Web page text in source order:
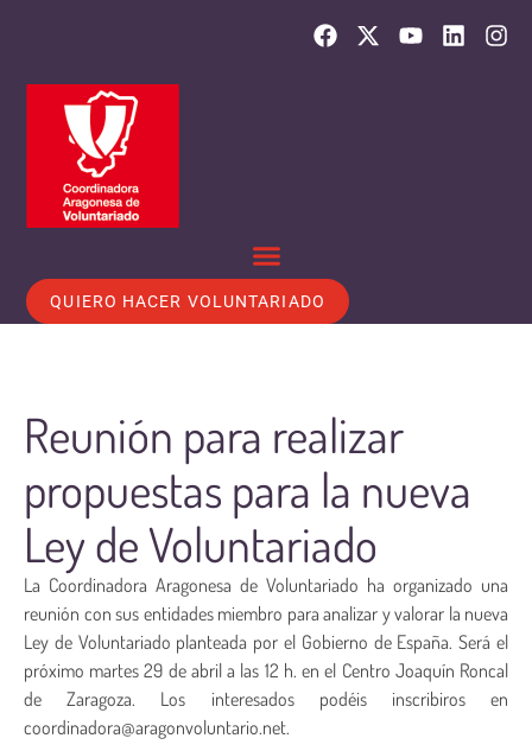
QUIERO HACER VOLUNTARIADO
Reunión para realizar
propuestas para la nueva
Ley de Voluntariado
La Coordinadora Aragonesa de Voluntariado ha organizado una
reunión con sus entidades miembro para analizar y valorar la nueva
Ley de Voluntariado planteada por el Gobierno de España. Será el
próximo martes 29 de abril a las 12 h. en el Centro Joaquín Roncal
de Zaragoza. Los interesados podéis inscribiros en
coordinadora@aragonvoluntario.net.